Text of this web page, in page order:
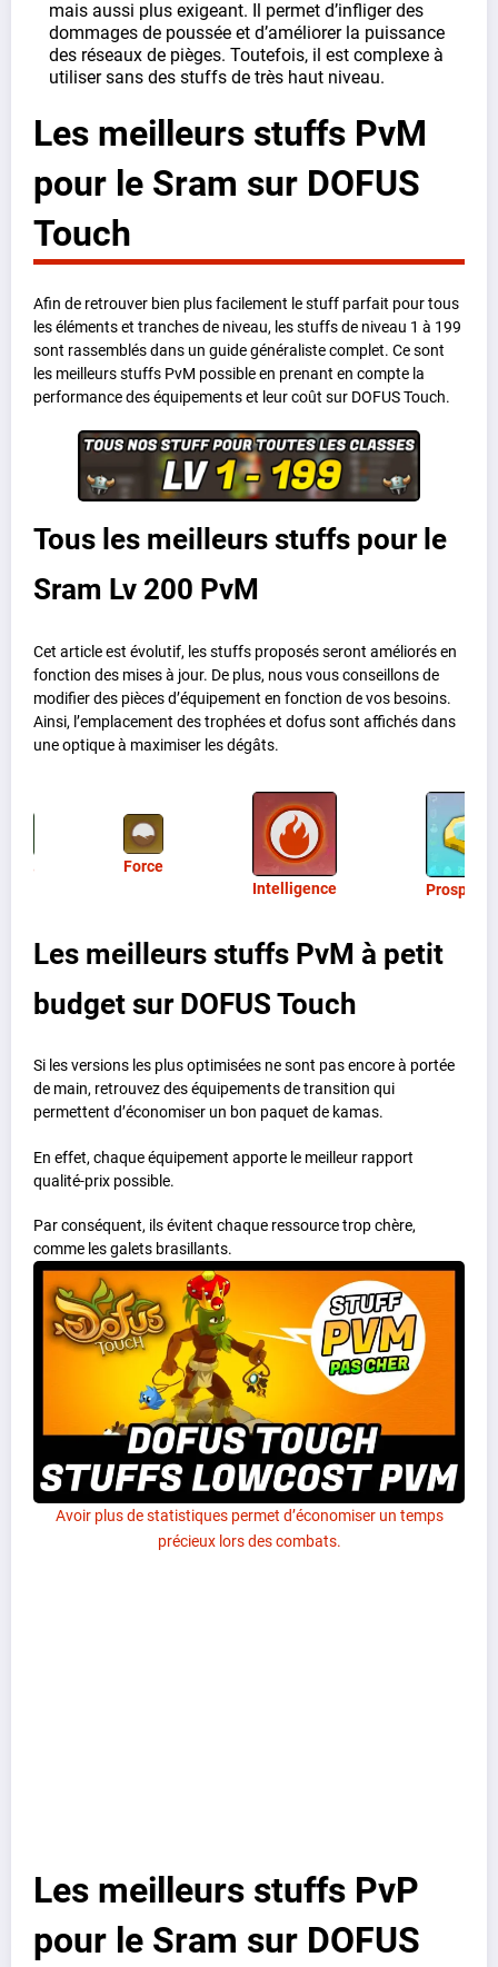
mais aussi plus exigeant. Il permet d’infliger des
dommages de poussée et d’améliorer la puissance
des réseaux de pièges. Toutefois, il est complexe à
utiliser sans des stuffs de très haut niveau.
Les meilleurs stuffs PvM
pour le Sram sur DOFUS
Touch
Afin de retrouver bien plus facilement le stuff parfait pour tous
les éléments et tranches de niveau, les stuffs de niveau 1 à 199
sont rassemblés dans un guide généraliste complet. Ce sont
les meilleurs stuffs PvM possible en prenant en compte la
performance des équipements et leur coût sur DOFUS Touch.
Tous les meilleurs stuffs pour le
Sram Lv 200 PvM
Cet article est évolutif, les stuffs proposés seront améliorés en
fonction des mises à jour. De plus, nous vous conseillons de
modifier des pièces d’équipement en fonction de vos besoins.
Ainsi, l’emplacement des trophées et dofus sont affichés dans
une optique à maximiser les dégâts.
Force
Intelligence
Les meilleurs stuffs PvM à petit
budget sur DOFUS Touch
Si les versions les plus optimisées ne sont pas encore à portée
de main, retrouvez des équipements de transition qui
permettent d’économiser un bon paquet de kamas.
En effet, chaque équipement apporte le meilleur rapport
qualité-prix possible.
Par conséquent, ils évitent chaque ressource trop chère,
comme les galets brasillants.
Avoir plus de statistiques permet d’économiser un temps
précieux lors des combats.
Les meilleurs stuffs PvP
pour le Sram sur DOFUS